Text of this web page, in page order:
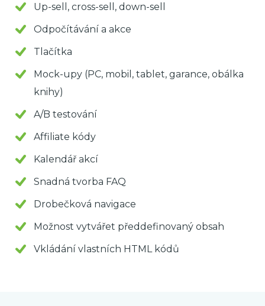
Up-sell, cross-sell, down-sell
Odpočítávání a akce
Tlačítka
Mock-upy (PC, mobil, tablet, garance, obálka
knihy)
A/B testování
Affiliate kódy
Kalendář akcí
Snadná tvorba FAQ
Drobečková navigace
Možnost vytvářet předdefinovaný obsah
Vkládání vlastních HTML kódů